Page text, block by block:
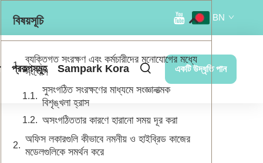
BN
প্রকল্পসমূহ Sampark Kora একটি উদ্ধৃতি পান
বিষয়সূচি
ব্যক্তিগত সংরক্ষণ এবং কর্মচারীদের মনোযোগের মধ্যে
সংযোগ
সুসংগঠিত সংরক্ষণের মাধ্যমে সংজ্ঞানাত্মক
বিশৃঙ্খলা হ্রাস
অসংগঠিততার কারণে হারানো সময় দূর করা
অফিস লকারগুলি কীভাবে নমনীয় ও হাইব্রিড কাজের
মডেলগুলিকে সমর্থন করে